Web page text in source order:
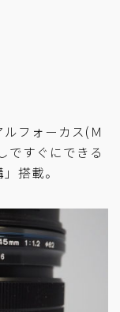
フォーカス(Ｍ
ですぐにできる
搭載。